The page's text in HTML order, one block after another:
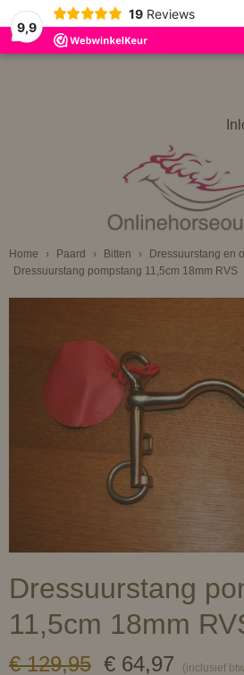
9,9
19 Reviews
Home › Paard › Bitten › Dressuurstang en
Dressuurstang pompstang 11,5cm 18mm RVS
Dressuurstang
11,5cm 18mm
€ 129,95 € 64,97 (inclusief